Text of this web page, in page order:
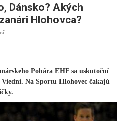
Dánsko? Akých
Hlohovca?
Pohára EHF sa uskutoční
Na Sportu Hlohovec čakajú